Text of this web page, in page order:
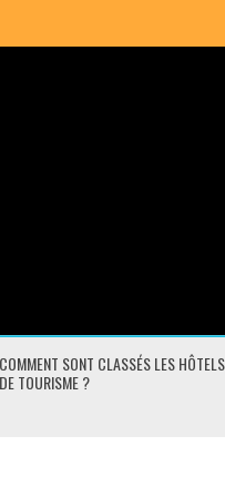
COMMENT SONT CLASSÉS LES HÔTELS
DE TOURISME ?